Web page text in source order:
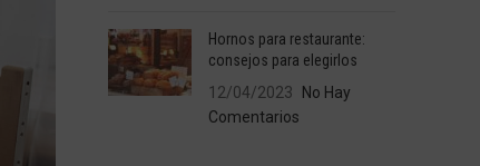
Hornos para restaurante:
consejos para elegirlos
12/04/2023
No Hay
Comentarios